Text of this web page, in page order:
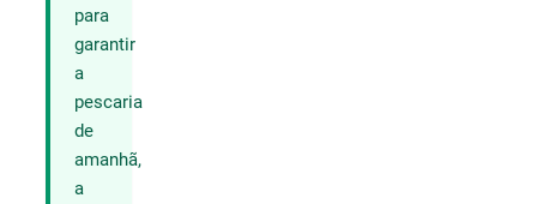
para
garantir
a
pescaria
de
amanhã,
a